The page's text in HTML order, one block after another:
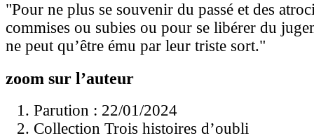
"Pour ne plus se souvenir du passé et des
commises ou subies ou pour se libérer du
ne peut qu’être ému par leur triste sort."
zoom sur l’auteur
Parution : 22/01/2024
Collection Trois histoires d’oubli